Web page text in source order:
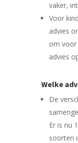
vaker,
Voor
advies
om voor
advies
Welke
De
Er is nu
soorten